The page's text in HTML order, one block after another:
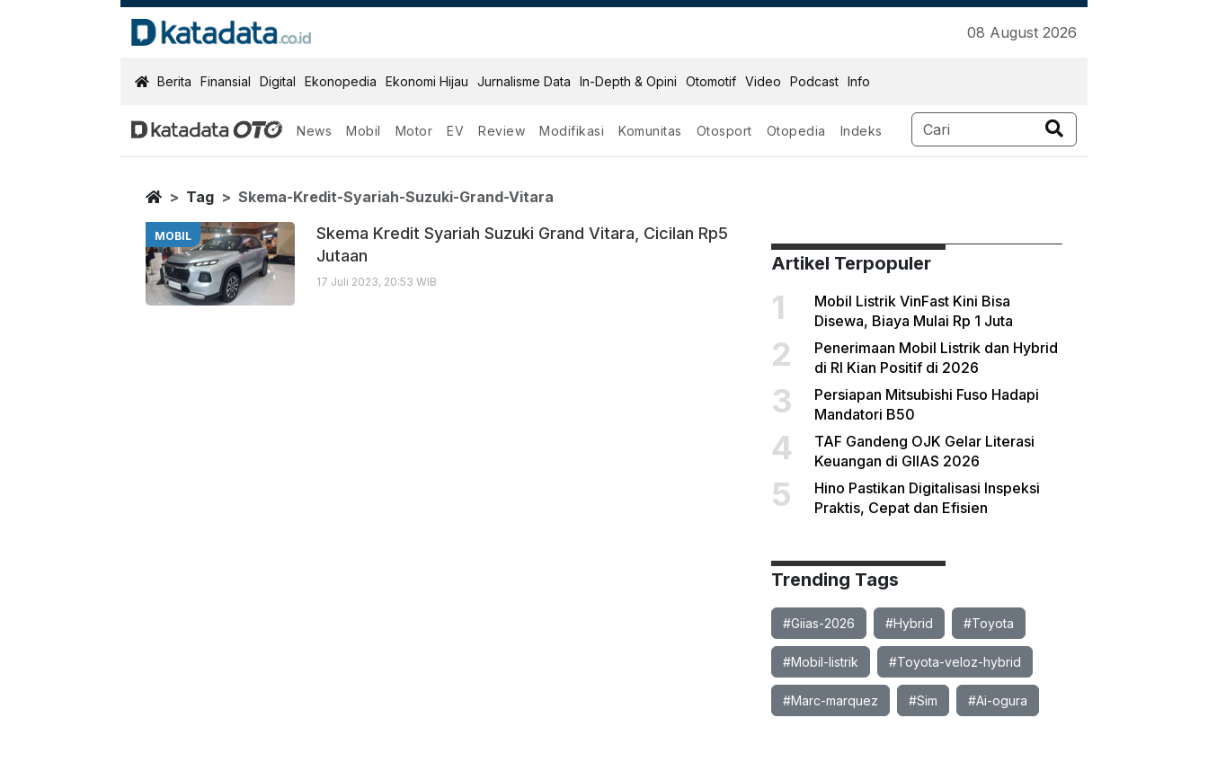
08 August 2026
KatadataOTO
Berita Finansial Digital Ekonopedia Ekonomi Hijau Jurnalisme Data In-Depth & Opini Otomotif Video Podcast Info
News Mobil Motor EV Review Modifikasi Komunitas Otosport Otopedia Indeks
Skema Kredit Syariah Suzuki Grand Vitara
Berita Terbaru
Home
Tag Skema-Kredit-Syariah-Suzuki-Grand-Vitara
MOBIL
Skema Kredit Syariah Suzuki Grand Vitara, Cicilan Rp5
Jutaan
17 Juli 2023, 20:53 WIB
Artikel Terpopuler
1
Mobil Listrik VinFast Kini Bisa
Disewa, Biaya Mulai Rp 1 Juta
2
Penerimaan Mobil Listrik dan Hybrid
di RI Kian Positif di 2026
3
Persiapan Mitsubishi Fuso Hadapi
Mandatori B50
4
TAF Gandeng OJK Gelar Literasi
Keuangan di GIIAS 2026
5
Hino Pastikan Digitalisasi Inspeksi
Praktis, Cepat dan Efisien
Trending Tags
#Giias-2026 #Hybrid #Toyota
#Mobil-listrik #Toyota-veloz-hybrid
#Marc-marquez #Sim #Ai-ogura